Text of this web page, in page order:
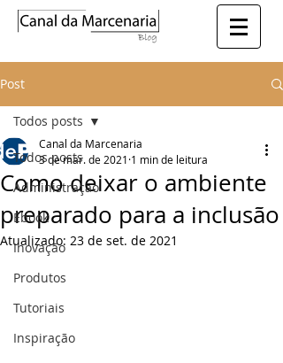
Post
Todos posts
Administração
Ebook
Inovação
Produtos
Tutoriais
Inspiração
Todos posts
Como deixar o ambiente
preparado para a inclusão
Canal da Marcenaria
3 de mar. de 2021 1 min de leitura
Atualizado: 23 de set. de 2021